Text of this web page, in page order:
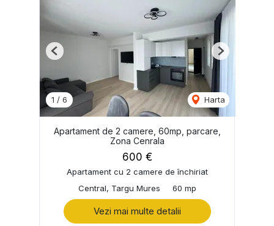
1 / 6 Harta
Previous Next
Apartament de 2 camere, 60mp, parcare,
Zona Cenrala
600 €
Apartament cu 2 camere de închiriat
Central, Targu Mures
60 mp
Vezi mai multe detalii